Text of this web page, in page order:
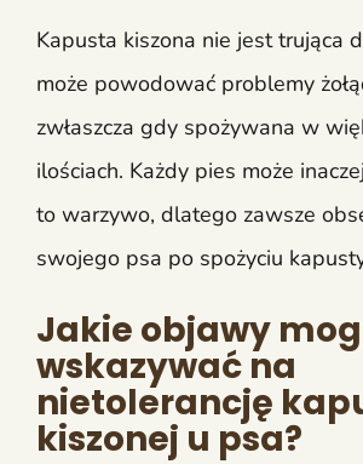
Kapusta kiszona nie jest trująca
może powodować problemy
zwłaszcza gdy spożywana w
ilościach. Każdy pies może
to warzywo, dlatego zawsze
swojego psa po spożyciu
Jakie objawy
wskazywać na
nietolerancję
kiszonej u psa?